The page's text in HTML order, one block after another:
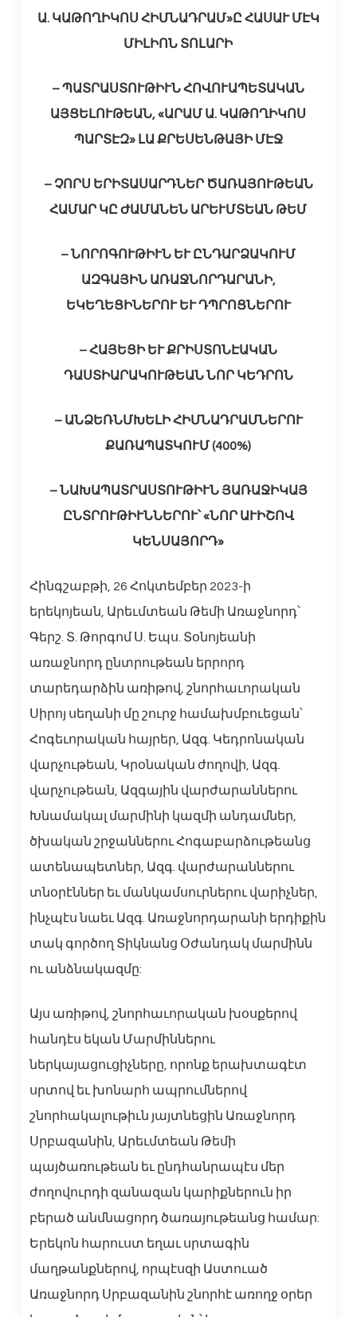
Ա. ԿԱԹՈՂԻԿՈՍ ՀԻՄՆԱԴՐԱՄ»Ը ՀԱՍԱՒ ՄԷԿ
ՄԻԼԻՈՆ ՏՈԼԱՐԻ
– ՊԱՏՐԱՍՏՈՒԹԻՒՆ ՀՈՎՈՒԱՊԵՏԱԿԱՆ
ԱՅՑԵԼՈՒԹԵԱՆ, «ԱՐԱՄ Ա. ԿԱԹՈՂԻԿՈՍ
ՊԱՐՏԷԶ» ԼԱ ՔՐԵՍԵՆԹԱՅԻ ՄԷՋ
– ՉՈՐՍ ԵՐԻՏԱՍԱՐԴՆԵՐ ԾԱՌԱՅՈՒԹԵԱՆ
ՀԱՄԱՐ ԿԸ ԺԱՄԱՆԵՆ ԱՐԵՒՄՏԵԱՆ ԹԵՄ
– ՆՈՐՈԳՈՒԹԻՒՆ ԵՒ ԸՆԴԱՐՁԱԿՈՒՄ
ԱԶԳԱՅԻՆ ԱՌԱՋՆՈՐԴԱՐԱՆԻ,
ԵԿԵՂԵՑԻՆԵՐՈՒ ԵՒ ԴՊՐՈՑՆԵՐՈՒ
– ՀԱՅԵՑԻ ԵՒ ՔՐԻՍՏՈՆԷԱԿԱՆ
ԴԱՍՏԻԱՐԱԿՈՒԹԵԱՆ ՆՈՐ ԿԵԴՐՈՆ
– ԱՆՁԵՌՆՄԽԵԼԻ ՀԻՄՆԱԴՐԱՄՆԵՐՈՒ
ՔԱՌԱՊԱՏԿՈՒՄ (400%)
– ՆԱԽԱՊԱՏՐԱՍՏՈՒԹԻՒՆ ՅԱՌԱՋԻԿԱՅ
ԸՆՏՐՈՒԹԻՒՆՆԵՐՈՒ՝ «ՆՈՐ ԱՒԻՇՈՎ
ԿԵՆՍԱՅՈՐԴ»
Հինգշաբթի, 26 Հոկտեմբեր 2023-ի
երեկոյեան, Արեւմտեան Թեմի Առաջնորդ՝
Գերշ. Տ. Թորգոմ Ս. Եպս. Տօնոյեանի
առաջնորդ ընտրութեան երրորդ
տարեդարձին առիթով, շնորհաւորական
Սիրոյ սեղանի մը շուրջ համախմբուեցան՝
Հոգեւորական հայրեր, Ազգ. Կեդրոնական
վարչութեան, Կրօնական ժողովի, Ազգ.
վարչութեան, Ազգային վարժարաններու
Խնամակալ մարմինի կազմի անդամներ,
ծխական շրջաններու Հոգաբարձութեանց
ատենապետներ, Ազգ. վարժարաններու
տնօրէններ եւ մանկամսուրներու վարիչներ,
ինչպէս նաեւ Ազգ. Առաջնորդարանի երդիքին
տակ գործող Տիկնանց Օժանդակ մարմինն
ու անձնակազմը:
Այս առիթով, շնորհաւորական խօսքերով
հանդէս եկան Մարմիններու
ներկայացուցիչները, որոնք երախտագէտ
սրտով եւ խոնարհ ապրումներով
շնորհակալութիւն յայտնեցին Առաջնորդ
Սրբազանին, Արեւմտեան Թեմի
պայծառութեան եւ ընդհանրապէս մեր
ժողովուրդի զանազան կարիքներուն իր
բերած անմնացորդ ծառայութեանց համար:
Երեկոն հարուստ եղաւ սրտագին
մաղթանքներով, որպէսզի Աստուած
Առաջնորդ Սրբազանին շնորհէ առողջ օրեր